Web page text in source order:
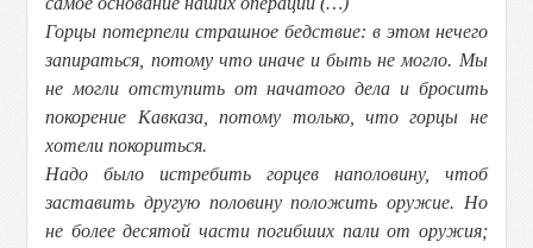
Горцы потерпели страшное бедствие: в этом нечего
запираться, потому что иначе и быть не могло. Мы
не могли отступить от начатого дела и бросить
покорение Кавказа, потому только, что горцы не
хотели покориться.
Надо было истребить горцев наполовину, чтоб
заставить другую половину положить оружие. Но
не более десятой части погибших пали от оружия;